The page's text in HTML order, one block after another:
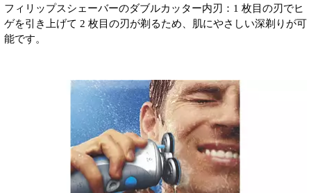
フィリップスシェーバーのダブルカッター内刃：1 枚目の刃でヒ
ゲを引き上げて 2 枚目の刃が剃るため、肌にやさしい深剃りが可
能です。